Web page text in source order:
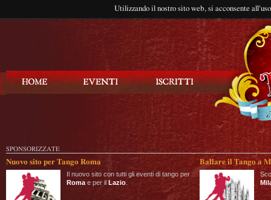
Utilizzando il nostro sito web, si acconsente
SPONSORIZZATE
Nuovo sito per Tango Roma
Il nuovo sito con tutti gli eventi di tango per
Roma e per il Lazio
Ballare il Tango a